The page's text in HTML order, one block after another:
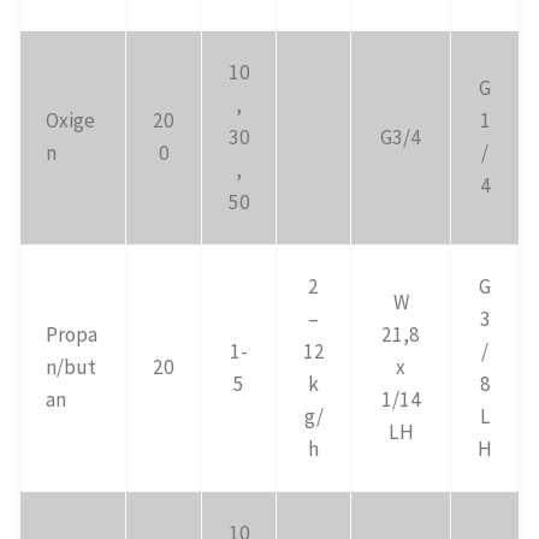
Oxige
n
20
0
10
,
30
,
50
G3/4
G
1
/
4
Propa
n/but
an
20
1-
5
2
–
12
k
g/
h
W
21,8
x
1/14
LH
G
3
/
8
L
H
10